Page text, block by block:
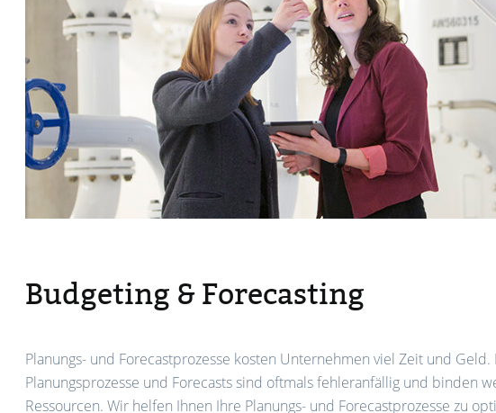
Budgeting & Forecasting
Planungs- und Forecastprozesse kosten Unternehmen viel Zeit und Geld.
Planungsprozesse und Forecasts sind oftmals fehleranfällig und binden
Ressourcen. Wir helfen Ihnen Ihre Planungs- und Forecastprozesse zu